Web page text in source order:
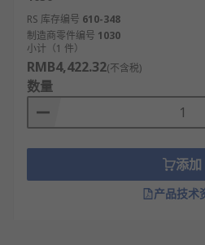
RS 库存编号 610-348
制造商零件编号 1030
小计（1 件）
RMB4,422.32(不含税)
数量
添加
产品技术